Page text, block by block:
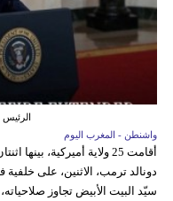
الرئيس
واشنطن - المغرب اليوم
أقامت 25 ولاية أميركية،
سيّد البيت الأبيض تجاوز